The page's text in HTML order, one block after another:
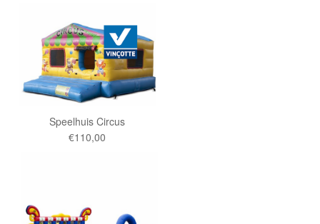
Speelhuis Circus
€110,00